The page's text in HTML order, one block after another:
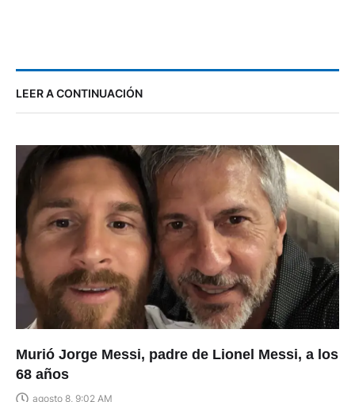
LEER A CONTINUACIÓN
Murió Jorge Messi, padre de Lionel Messi, a los
68 años
agosto 8, 9:02 AM